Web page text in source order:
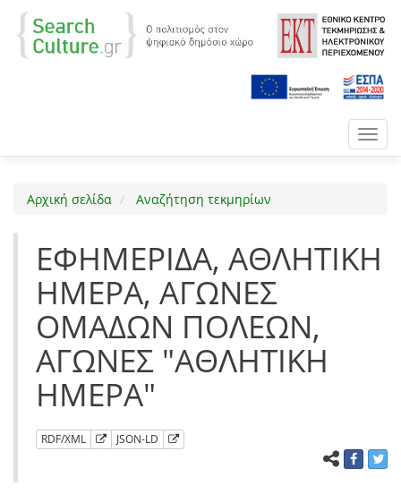
Αρχική σελίδα Αναζήτηση τεκμηρίων
ΕΦΗΜΕΡΙΔΑ, ΑΘΛΗΤΙΚΗ
ΗΜΕΡΑ, ΑΓΩΝΕΣ
ΟΜΑΔΩΝ ΠΟΛΕΩΝ,
ΑΓΩΝΕΣ "ΑΘΛΗΤΙΚΗ
ΗΜΕΡΑ"
RDF/XML JSON-LD